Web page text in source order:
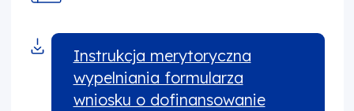
Instrukcja merytoryczna
wypelniania formularza
wniosku o dofinansowanie